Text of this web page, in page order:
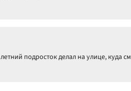
подросток делал на улице, куда